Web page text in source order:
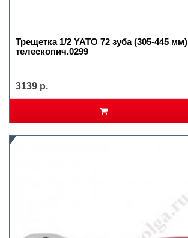
Трещетка 1/2 YATO 72 зуба (305-445 мм)
телескопич.0299
3139 р.